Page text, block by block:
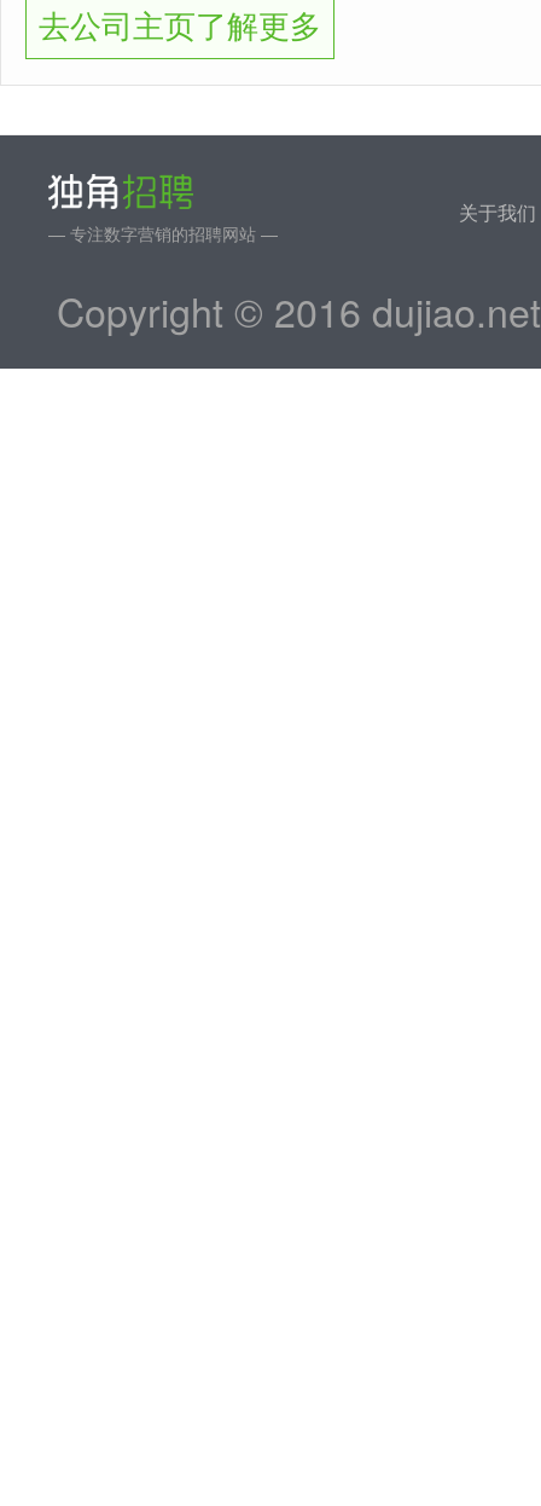
去公司主页了解更多
— 专注数字营销的招聘网站 —
关于我们
Copyright © 2016